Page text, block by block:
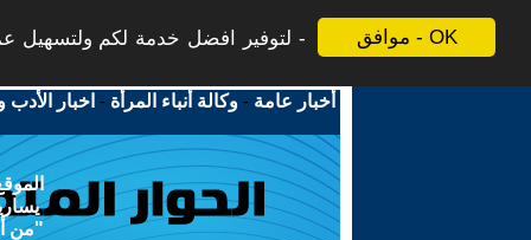
موافق - OK لتوفير افضل خدمة لكم ولتسهيل
أخبار عامة -وكالة أنباء المرأة - اخبار الأدب
"من